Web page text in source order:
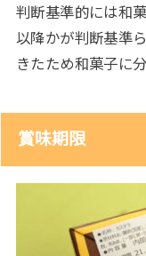
判断基準的には和
以降かが判断基準
きたため和菓子に
賞味期限